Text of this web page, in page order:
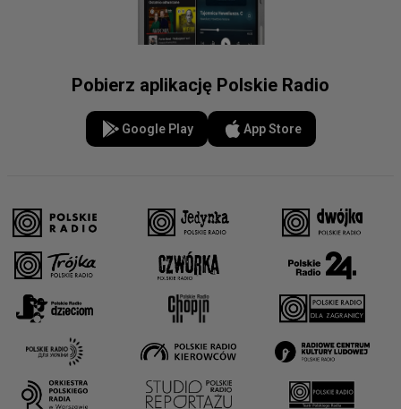
Pobierz aplikację Polskie Radio
Google Play App Store